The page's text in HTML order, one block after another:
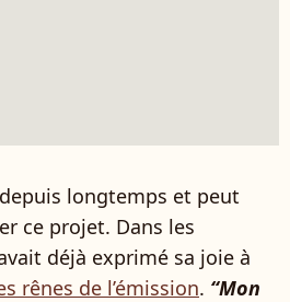
longtemps et peut
ce projet. Dans les
déjà exprimé sa joie à
rênes de l’émission. “Mon